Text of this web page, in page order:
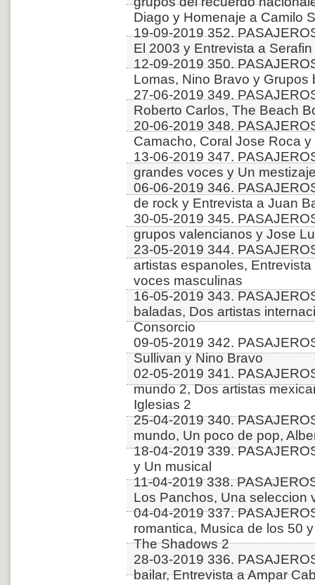
Diago y Homenaje a Camilo
19-09-2019 352.
El 2003 y Entrevista a
12-09-2019 350.
Lomas, Nino Bravo y Grupos
27-06-2019 349.
Roberto Carlos, The Beach
20-06-2019 348.
Camacho, Coral Jose Roca
13-06-2019 347.
grandes voces y Un
06-06-2019 346.
de rock y Entrevista a Juan
30-05-2019 345.
grupos valencianos y Jose
23-05-2019 344.
artistas espanoles,
voces masculinas
16-05-2019 343.
baladas, Dos artistas
Consorcio
09-05-2019 342.
Sullivan y Nino Bravo
02-05-2019 341.
mundo 2, Dos artistas
Iglesias 2
25-04-2019 340.
mundo, Un poco de pop,
18-04-2019 339.
y Un musical
11-04-2019 338.
Los Panchos, Una seleccion
04-04-2019 337.
romantica, Musica de los 50
The Shadows 2
28-03-2019 336.
bailar, Entrevista a Ampar